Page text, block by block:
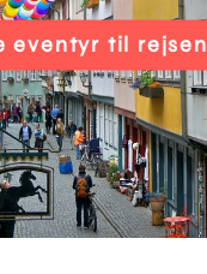
eventyr til rejsen